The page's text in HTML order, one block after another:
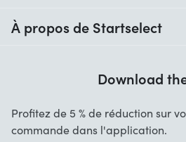
Aide avec les codes
Contact
À propos de Startselect
Startselect App
Emplois
Download
Profitez de 5 % de réduction sur
commande dans l'application.